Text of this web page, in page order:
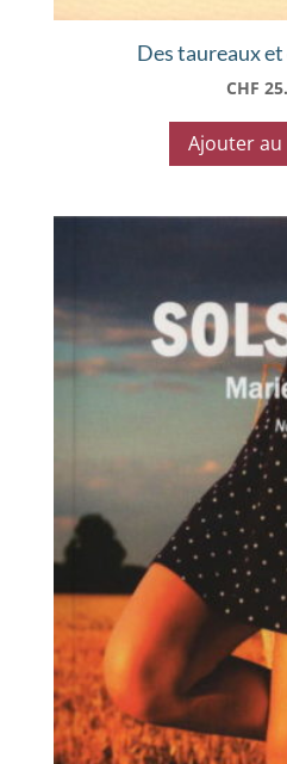
Des taureaux
CHF
Ajouter